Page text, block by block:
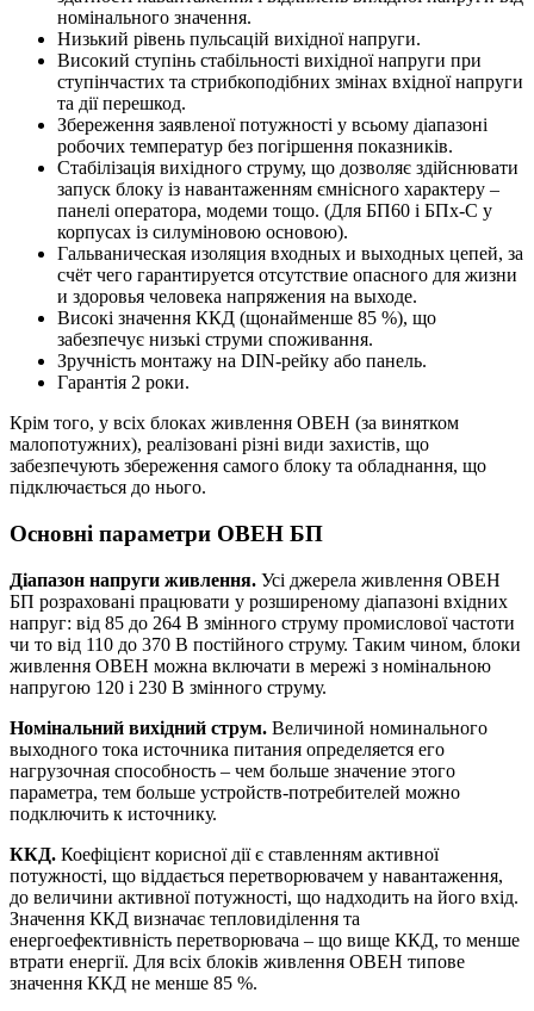
номінального значення.
Низький рівень пульсацій вихідної напруги.
Високий ступінь стабільності вихідної напруги при
ступінчастих та стрибкоподібних змінах вхідної напруги
та дії перешкод.
Збереження заявленої потужності у всьому діапазоні
робочих температур без погіршення показників.
Стабілізація вихідного струму, що дозволяє здійснювати
запуск блоку із навантаженням ємнісного характеру –
панелі оператора, модеми тощо. (Для БП60 і БПх-С у
корпусах із силуміновою основою).
Гальваническая изоляция входных и выходных цепей, за
счёт чего гарантируется отсутствие опасного для жизни
и здоровья человека напряжения на выходе.
Високі значення ККД (щонайменше 85 %), що
забезпечує низькі струми споживання.
Зручність монтажу на DIN-рейку або панель.
Гарантія 2 роки.
Крім того, у всіх блоках живлення ОВЕН (за винятком
малопотужних), реалізовані різні види захистів, що
забезпечують збереження самого блоку та обладнання, що
підключається до нього.
Основні параметри ОВЕН БП
Діапазон напруги живлення. Усі джерела живлення ОВЕН
БП розраховані працювати у розширеному діапазоні вхідних
напруг: від 85 до 264 В змінного струму промислової частоти
чи то від 110 до 370 В постійного струму. Таким чином, блоки
живлення ОВЕН можна включати в мережі з номінальною
напругою 120 і 230 В змінного струму.
Номінальний вихідний струм. Величиной номинального
выходного тока источника питания определяется его
нагрузочная способность – чем больше значение этого
параметра, тем больше устройств-потребителей можно
подключить к источнику.
ККД. Коефіцієнт корисної дії є ставленням активної
потужності, що віддається перетворювачем у навантаження,
до величини активної потужності, що надходить на його вхід.
Значення ККД визначає тепловиділення та
енергоефективність перетворювача – що вище ККД, то менше
втрати енергії. Для всіх блоків живлення ОВЕН типове
значення ККД не менше 85 %.